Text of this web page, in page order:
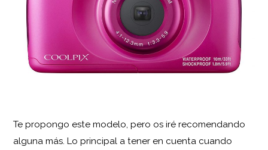
Te propongo este modelo, pero os iré recomendando
alguna más. Lo principal a tener en cuenta cuando